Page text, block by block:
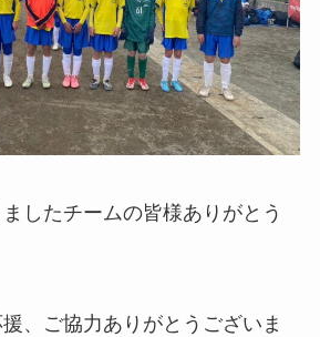
したチームの皆様ありがとう
、ご協力ありがとうございま